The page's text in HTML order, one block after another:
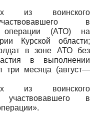
из воинского
в
операции (АТО) на
Курской области;
в зоне АТО без
в выполнении
три месяца (август—
из воинского
в